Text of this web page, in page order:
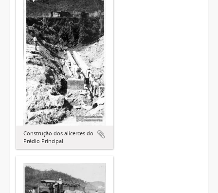
Construção dos alicerces do
Prédio Principal